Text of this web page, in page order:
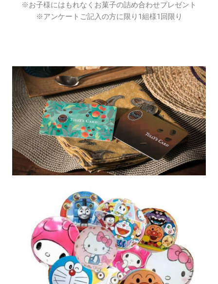
※お子様にはもれなくお菓子の詰め合わせプレゼント
※アンケートご記入の方に限り1組様1回限り